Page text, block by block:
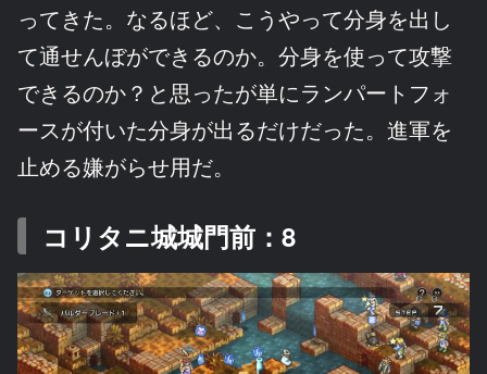
ってきた。なるほど、こうやって分身を出し
て通せんぼができるのか。分身を使って攻撃
できるのか？と思ったが単にランパートフォ
ースが付いた分身が出るだけだった。進軍を
止める嫌がらせ用だ。
コリタニ城城門前：8